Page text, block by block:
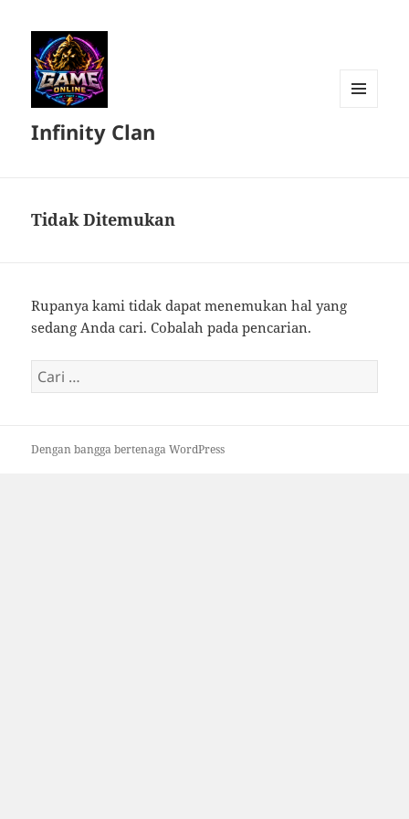
Infinity Clan
Tidak Ditemukan
Rupanya kami tidak dapat menemukan hal yang
sedang Anda cari. Cobalah pada pencarian.
Cari
untuk:
Dengan bangga bertenaga WordPress